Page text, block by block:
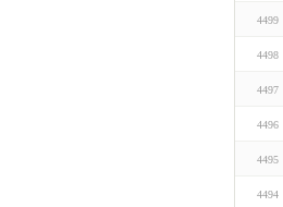
4499
4498
4497
4496
4495
4494